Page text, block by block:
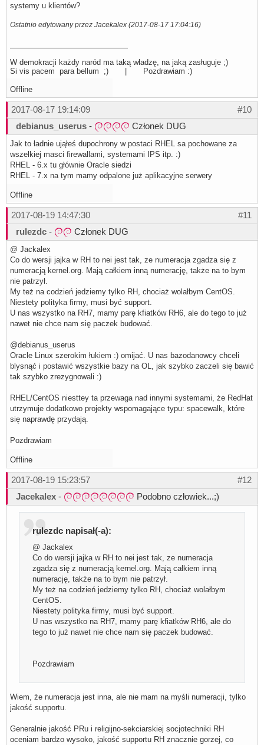
systemy u klientów?
Ostatnio edytowany przez Jacekalex (2017-08-17 17:04:16)
W demokracji każdy naród ma taką władzę, na jaką zasługuje ;)
Si vis pacem para bellum ;) | Pozdrawiam :)
Offline
#10
2017-08-17 19:14:09
debianus_userus - Członek DUG
Jak to ładnie ująłeś dupochrony w postaci RHEL sa pochowane za
wszelkiej masci firewallami, systemami IPS itp. :)
RHEL - 6.x tu głównie Oracle siedzi
RHEL - 7.x na tym mamy odpalone już aplikacyjne serwery
Offline
#11
2017-08-19 14:47:30
rulezdc - Członek DUG
@ Jackalex
Co do wersji jajka w RH to nei jest tak, ze numeracja zgadza się z
numeracją kernel.org. Mają całkiem inną numerację, także na to bym
nie patrzył.
My też na codzień jedziemy tylko RH, chociaż wolałbym CentOS.
Niestety polityka firmy, musi być support.
U nas wszystko na RH7, mamy parę kfiatków RH6, ale do tego to już
nawet nie chce nam się paczek budować.
@debianus_userus
Oracle Linux szerokim łukiem :) omijać. U nas bazodanowcy chceli
blysnąć i postawić wszystkie bazy na OL, jak szybko zaczeli się bawić
tak szybko zrezygnowali :)
RHEL/CentOS niesttey ta przewaga nad innymi systemami, że RedHat
utrzymuje dodatkowo projekty wspomagające typu: spacewalk, które
się naprawdę przydają.
Pozdrawiam
Offline
#12
2017-08-19 15:23:57
Jacekalex - Podobno człowiek...;)
rulezdc napisał(-a):
@ Jackalex
Co do wersji jajka w RH to nei jest tak, ze numeracja
zgadza się z numeracją kernel.org. Mają całkiem inną
numerację, także na to bym nie patrzył.
My też na codzień jedziemy tylko RH, chociaż wolałbym
CentOS.
Niestety polityka firmy, musi być support.
U nas wszystko na RH7, mamy parę kfiatków RH6, ale do
tego to już nawet nie chce nam się paczek budować.
Pozdrawiam
Wiem, że numeracja jest inna, ale nie mam na myśli numeracji, tylko
jakość supportu.
Generalnie jakość PRu i religijno-sekciarskiej socjotechniki RH
oceniam bardzo wysoko, jakość supportu RH znacznie gorzej, co